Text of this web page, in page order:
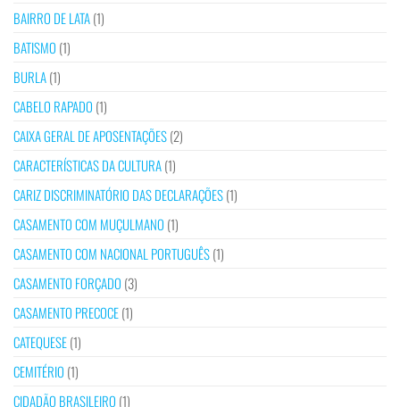
BAIRRO DE LATA(1)
BATISMO (1)
BURLA(1)
CABELO RAPADO (1)
CAIXA GERAL DE APOSENTAÇÕES(2)
CARACTERÍSTICAS DA CULTURA(1)
CARIZ DISCRIMINATÓRIO DAS DECLARAÇÕES(1)
CASAMENTO COM MUÇULMANO (1)
CASAMENTO COM NACIONAL PORTUGUÊS(1)
CASAMENTO FORÇADO (3)
CASAMENTO PRECOCE(1)
CATEQUESE(1)
CEMITÉRIO (1)
CIDADÃO BRASILEIRO (1)